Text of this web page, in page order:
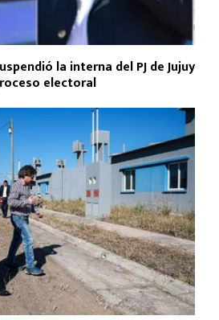
la interna del PJ de Jujuy
electoral